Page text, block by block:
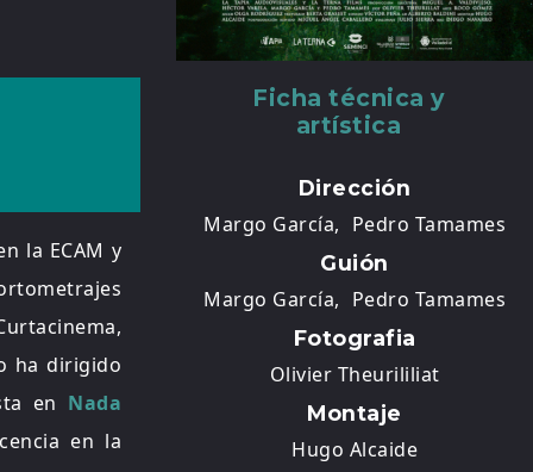
la ECAM y
ha dirigido
en Nada
en la
Ficha técnica y
artística
Dirección
Margo García, Pedro Tamames
Guión
Margo García, Pedro Tamames
Fotografia
Olivier Theurililiat
Montaje
Hugo Alcaide